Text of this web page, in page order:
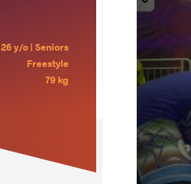
26 y/o | Seniors
Freestyle
79 kg